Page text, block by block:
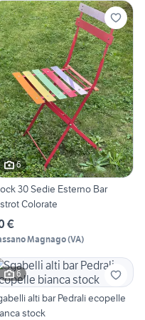
6
30 Sedie Esterno Bar
Colorate
€
Magnago(VA)
6
alti bar Pedrali ecopelle
stock